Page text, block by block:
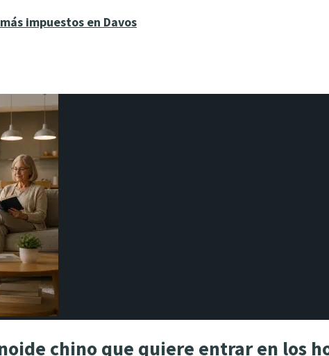
impuestos en Davos
chino que quiere entrar en los